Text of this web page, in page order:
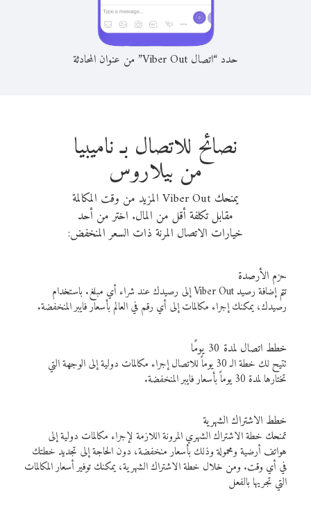
حدد “اتصال Viber Out” من عنوان المحادثة
نصائح للاتصال بـ ناميبيا
من بيلاروس
يمنحك Viber Out المزيد من وقت المكالمة
مقابل تكلفة أقل من المال. اختر من أحد
خيارات الاتصال المرنة ذات السعر المنخفض:
حزم الأرصدة
تتم إضافة رصيد Viber Out إلى رصيدك عند شراء أي مبلغ. باستخدام
رصيدك، يمكنك إجراء مكالمات إلى أي رقم في العالم بأسعار فايبر المنخفضة.
خطط اتصال لمدة 30 يومًا
تتيح لك خطة الـ 30 يوماً للاتصال إجراء مكالمات دولية إلى الوجهة التي
تختارها لمدة 30 يوماً بأسعار فايبر المنخفضة.
خطط الاشتراك الشهرية
تمنحك خطة الاشتراك الشهري المرونة اللازمة لإجراء مكالمات دولية إلى
هواتف أرضية ومحمولة وذلك بأسعار منخفضة، دون الحاجة إلى تجديد خطتك
في أي وقت. ومن خلال خطة الاشتراك الشهرية، يمكنك توفير أسعار المكالمات
التي تجريها بالفعل